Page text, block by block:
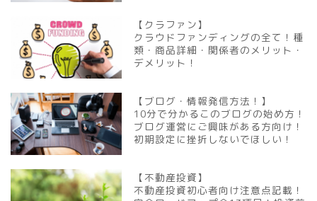
【クラファン】
クラウドファンディングの全て！種
類・商品詳細・関係者のメリット・
デメリット！
【ブログ・情報発信方法！】
10分で分かるこのブログの始め方！
ブログ運営にご興味がある方向け！
初期設定に挫折しないでほしい！
【不動産投資】
不動産投資初心者向け注意点記載！